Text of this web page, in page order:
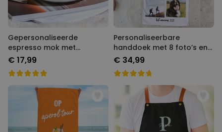
Gepersonaliseerde
espresso mok met
monogram
€ 17,99
Personaliseerbare
handdoek met 8 foto’s en
tekst
€ 34,99